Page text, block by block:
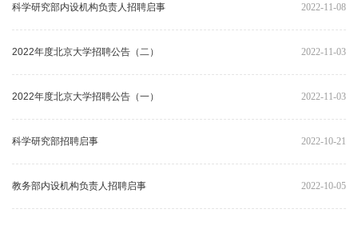
2022-11-08
科学研究部内设机构负责人招聘启事
2022-11-03
2022年度北京大学招聘公告（二）
2022-11-03
2022年度北京大学招聘公告（一）
2022-10-21
科学研究部招聘启事
2022-10-05
教务部内设机构负责人招聘启事